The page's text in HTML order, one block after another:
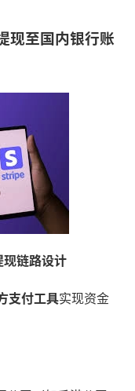
现至国内银行账
现链路设计
支付工具实现资金